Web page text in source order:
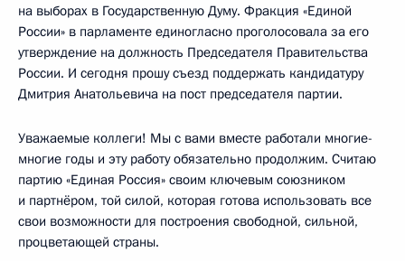
на выборах в Государственную Думу. Фракция «Единой
России» в парламенте единогласно проголосовала за его
утверждение на должность Председателя Правительства
России. И сегодня прошу съезд поддержать кандидатуру
Дмитрия Анатольевича на пост председателя партии.
Уважаемые коллеги! Мы с вами вместе работали многие-
многие годы и эту работу обязательно продолжим. Считаю
партию «Единая Россия» своим ключевым союзником
и партнёром, той силой, которая готова использовать все
свои возможности для построения свободной, сильной,
процветающей страны.